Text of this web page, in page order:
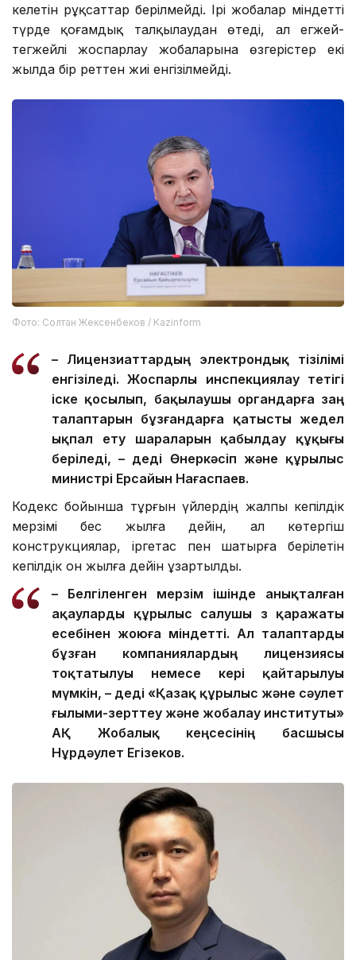
келетін рұқсаттар берілмейді. Ірі жобалар міндетті
түрде қоғамдық талқылаудан өтеді, ал егжей-
тегжейлі жоспарлау жобаларына өзгерістер екі
жылда бір реттен жиі енгізілмейді.
Фото: Солтан Жексенбеков / Kazinform
– Лицензиаттардың электрондық тізілімі
енгізіледі. Жоспарлы инспекциялау тетігі
іске қосылып, бақылаушы органдарға заң
талаптарын бұзғандарға қатысты жедел
ықпал ету шараларын қабылдау құқығы
беріледі, – деді Өнеркәсіп және құрылыс
министрі Ерсайын Нағаспаев.
Кодекс бойынша тұрғын үйлердің жалпы кепілдік
мерзімі бес жылға дейін, ал көтергіш
конструкциялар, іргетас пен шатырға берілетін
кепілдік он жылға дейін ұзартылды.
– Белгіленген мерзім ішінде анықталған
ақауларды құрылыс салушы өз қаражаты
есебінен жоюға міндетті. Ал талаптарды
бұзған компаниялардың лицензиясы
тоқтатылуы немесе кері қайтарылуы
мүмкін, – деді «Қазақ құрылыс және сәулет
ғылыми-зерттеу және жобалау институты»
АҚ Жобалық кеңсесінің басшысы
Нұрдәулет Егізеков.